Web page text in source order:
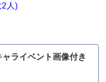
人)
ャライベント画像付き